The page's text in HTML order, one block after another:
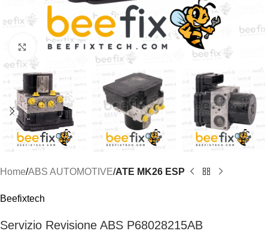
Click to enlarge
Home ABS AUTOMOTIVE ATE MK26 ESP
Beefixtech
Servizio Revisione ABS P68028215AB